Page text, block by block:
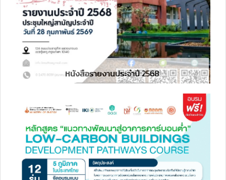
หนังสือรายงานประจำปี 2568